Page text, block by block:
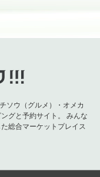
ソウ（グルメ）・オメカ
グと予約サイト。
みんな
総合マーケットプレイス